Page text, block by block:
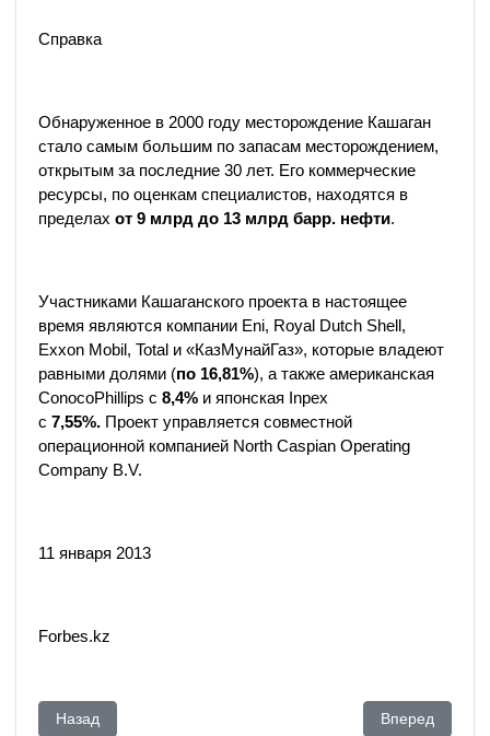
Справка
Обнаруженное в 2000 году месторождение Кашаган
стало самым большим по запасам месторождением,
открытым за последние 30 лет. Его коммерческие
ресурсы, по оценкам специалистов, находятся в
пределах от 9 млрд до 13 млрд барр. нефти.
Участниками Кашаганского проекта в настоящее
время являются компании Eni, Royal Dutch Shell,
Exxon Mobil, Total и «КазМунайГаз», которые владеют
равными долями (по 16,81%), а также американская
ConocoPhillips с 8,4% и японская Inpex
с 7,55%. Проект управляется совместной
операционной компанией North Caspian Operating
Company B.V.
11 января 2013
Forbes.kz
Предыдущий: Личность и ее культ… Станет ли в
Назад Следующий:
Вперед